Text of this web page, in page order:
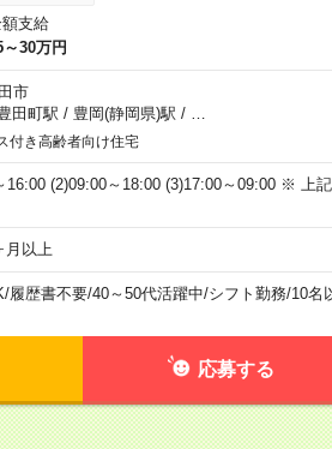
支給
～30万円
市
田町駅 / 豊岡(静岡県)駅 /
付き高齢者向け住宅
16:00 (2)09:00～18:00 (3)17:00～09:00 ※ 上
月以上
/履歴書不要/40～50代活躍中/シフト勤務/10名
応募する